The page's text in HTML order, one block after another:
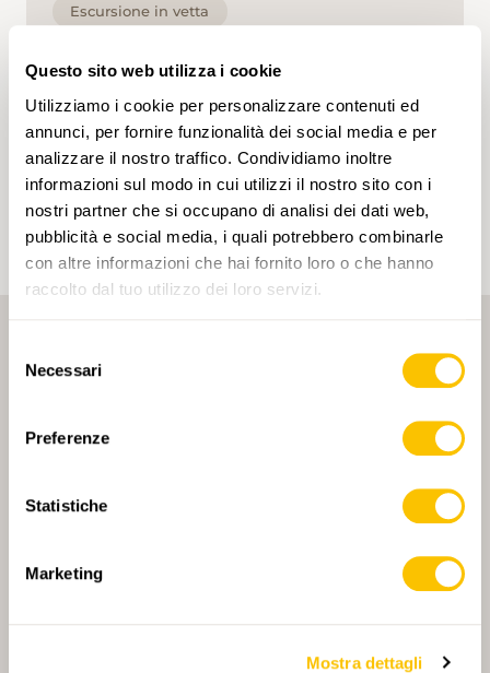
Questo sito web utilizza i cookie
Utilizziamo i cookie per personalizzare contenuti ed
annunci, per fornire funzionalità dei social media e per
analizzare il nostro traffico. Condividiamo inoltre
informazioni sul modo in cui utilizzi il nostro sito con i
nostri partner che si occupano di analisi dei dati web,
pubblicità e social media, i quali potrebbero combinarle
con altre informazioni che hai fornito loro o che hanno
raccolto dal tuo utilizzo dei loro servizi.
delNecessari
Preferenze
Statistiche
Marketing
Mostra dettagli
Escursione in vetta
T2
Cliccando su un tag, puoi aggiungerlo al tuo
account e ottenere contenuti personalizzati in base
ai tuoi interessi. I tag possono essere salvati solo in
un account.